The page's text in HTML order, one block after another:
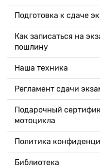
Подготовка к сдаче
Как записаться на
пошлину
Наша техника
Регламент сдачи
Подарочный
мотоцикла
Политика
Библиотека